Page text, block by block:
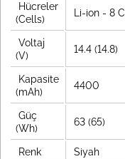
Hücreler
(Cells)
Li-ion - 8
Voltaj
(V)
14.4 (14.8)
Kapasite
(mAh)
4400
Güç
(Wh)
63 (65)
Renk Siyah